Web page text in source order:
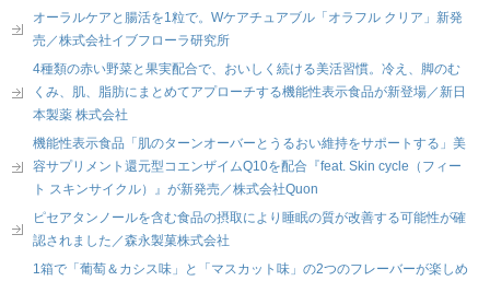
オーラルケアと腸活を1粒で。Wケアチュアブル「オラフル クリア」新発
売／株式会社イブフローラ研究所
4種類の赤い野菜と果実配合で、おいしく続ける美活習慣。冷え、脚のむ
くみ、肌、脂肪にまとめてアプローチする機能性表示食品が新登場／新日
本製薬 株式会社
機能性表示食品「肌のターンオーバーとうるおい維持をサポートする」美
容サプリメント還元型コエンザイムQ10を配合『feat. Skin cycle（フィー
ト スキンサイクル）』が新発売／株式会社Quon
ピセアタンノールを含む食品の摂取により睡眠の質が改善する可能性が確
認されました／森永製菓株式会社
1箱で「葡萄＆カシス味」と「マスカット味」の2つのフレーバーが楽しめ